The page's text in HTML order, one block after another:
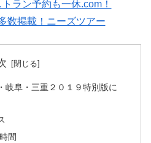
ラン予約も一休.com！
数掲載！ニーズツアー
岐阜・三重２０１９特別版に
間